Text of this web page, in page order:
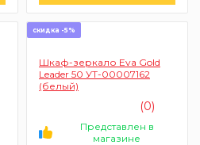
скидка -5%
Шкаф-зеркало Eva Gold
Leader 50 УТ-00007162
(белый)
(0)
Представлен в
магазине